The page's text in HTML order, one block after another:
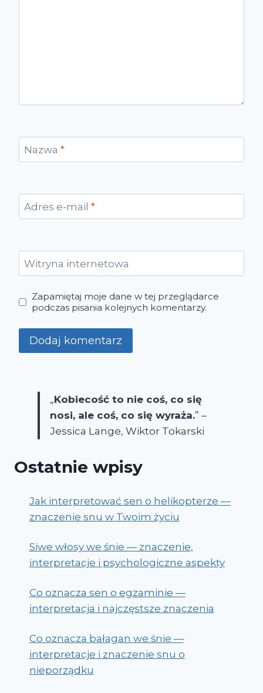
Nazwa *
Adres e-mail *
Witryna internetowa
Zapamiętaj moje dane w tej przeglądarce
podczas pisania kolejnych komentarzy.
„Kobiecość to nie coś, co się
nosi, ale coś, co się wyraża.” –
Jessica Lange, Wiktor Tokarski
Ostatnie wpisy
Jak interpretować sen o helikopterze —
znaczenie snu w Twoim życiu
Siwe włosy we śnie — znaczenie,
interpretacje i psychologiczne aspekty
Co oznacza sen o egzaminie —
interpretacja i najczęstsze znaczenia
Co oznacza bałagan we śnie —
interpretacje i znaczenie snu o
nieporządku